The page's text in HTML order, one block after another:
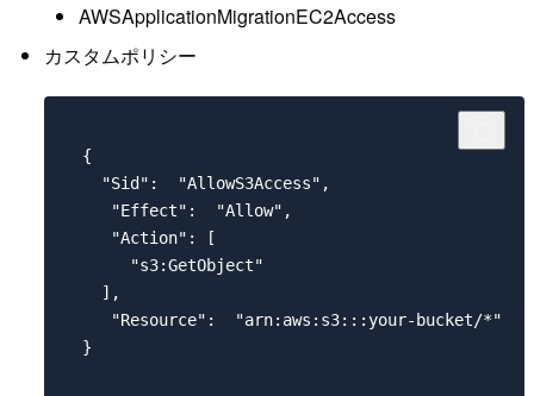
AWSApplicationMigrationEC2Access
カスタムポリシー
  {
    "Sid":  "AllowS3Access",
     "Effect":  "Allow",
     "Action": [
       "s3:GetObject"
    ],
     "Resource":  "arn:aws:s3:::your-bucket/*"
  }